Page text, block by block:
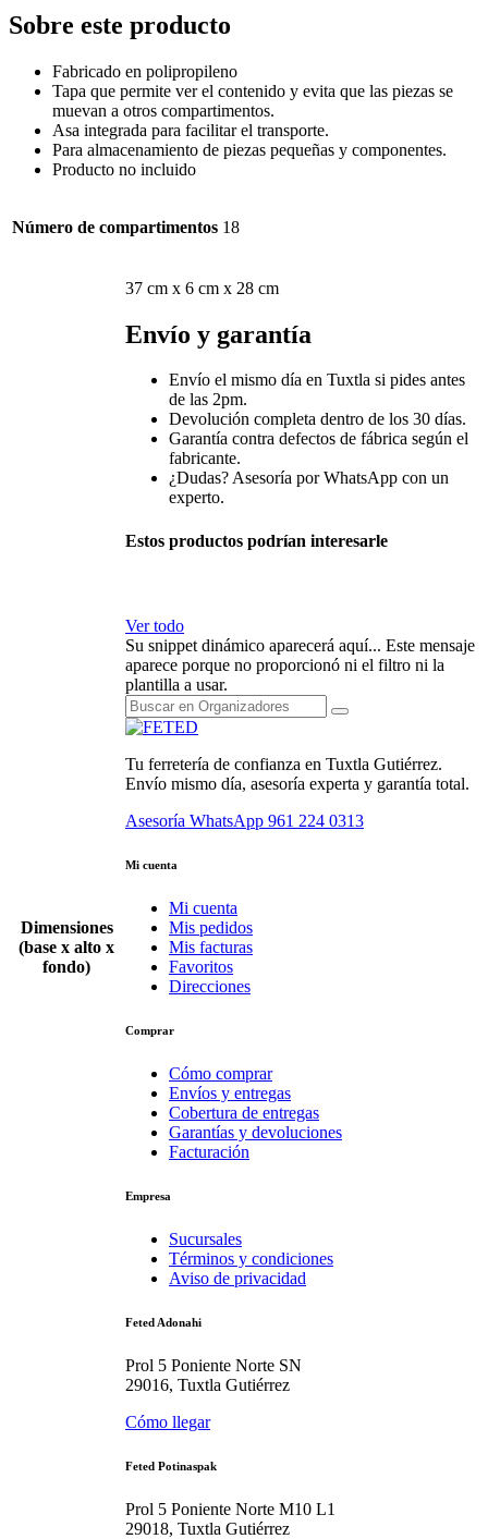
Sobre este producto
Fabricado en polipropileno
Tapa que permite ver el contenido y evita que las piezas se
muevan a otros compartimentos.
Asa integrada para facilitar el transporte.
Para almacenamiento de piezas pequeñas y componentes.
Producto no incluido
Número de compartimentos 18
Dimensiones
(base x alto x
fondo)
37 cm x 6 cm x 28 cm
Envío y garantía
Envío el mismo día en Tuxtla si pides antes
de las 2pm.
Devolución completa dentro de los 30 días.
Garantía contra defectos de fábrica según el
fabricante.
¿Dudas? Asesoría por WhatsApp con un
experto.
Estos productos podrían interesarle
Ver todo
Su snippet dinámico aparecerá aquí... Este mensaje
aparece porque no proporcionó ni el filtro ni la
plantilla a usar.
Tu ferretería de confianza en Tuxtla Gutiérrez.
Envío mismo día, asesoría experta y garantía total.
Asesoría WhatsApp 961 224 0313
Mi cuenta
Mi cuenta
Mis pedidos
Mis facturas
Favoritos
Direcciones
Comprar
Cómo comprar
Envíos y entregas
Cobertura de entregas
Garantías y devoluciones
Facturación
Empresa
Sucursales
Términos y condiciones
Aviso de privacidad
Feted Adonahi
Prol 5 Poniente Norte SN
29016, Tuxtla Gutiérrez
Cómo llegar
Feted Potinaspak
Prol 5 Poniente Norte M10 L1
29018, Tuxtla Gutiérrez